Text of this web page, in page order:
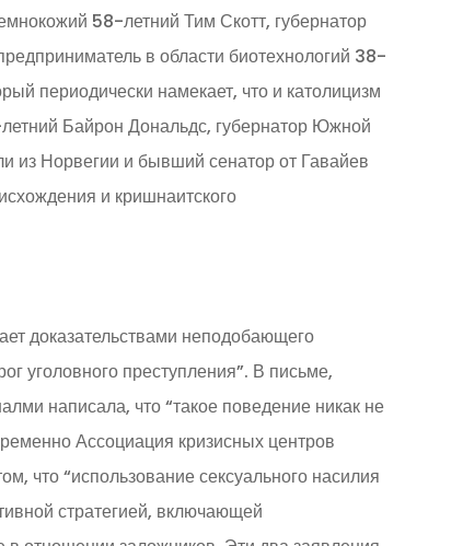
58-летний Тим Скотт, губернатор
в области биотехнологий 38-
периодически намекает, что и католицизм
Байрон Дональдс, губернатор Южной
из Норвегии и бывший сенатор от Гавайев
и кришнаитского
доказательствами неподобающего
уголовного преступления”. В письме,
написала, что “такое поведение никак не
Ассоциация кризисных центров
что “использование сексуального насилия
стратегией, включающей